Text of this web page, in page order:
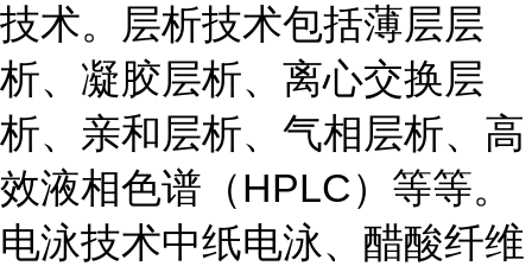
技术。层析技术包括薄层层
析、凝胶层析、离心交换层
析、亲和层析、气相层析、高
效液相色谱（HPLC）等等。
电泳技术中纸电泳、醋酸纤维